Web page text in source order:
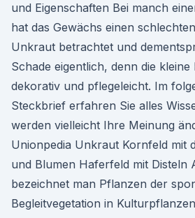
und Eigenschaften Bei manch
hat das Gewächs einen
Unkraut betrachtet und
Schade eigentlich, denn die
dekorativ und pflegeleicht. Im
Steckbrief erfahren Sie alles
werden vielleicht Ihre Meinung
Unionpedia Unkraut Kornfeld mit
und Blumen Haferfeld mit Disteln
bezeichnet man Pflanzen der
Begleitvegetation in